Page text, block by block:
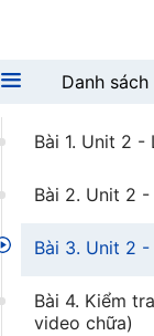
Danh
Bài 1. Unit 2 -
Bài 2. Unit 2 -
Bài 3. Unit 2 -
Bài 4. Kiểm
video chữa)